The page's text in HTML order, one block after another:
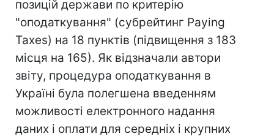
позицій держави по критерію
"оподаткування" (субрейтинг Paying
Taxes) на 18 пунктів (підвищення з 183
місця на 165). Як відзначали автори
звіту, процедура оподаткування в
Україні була полегшена введенням
можливості електронного надання
даних і оплати для середніх і крупних